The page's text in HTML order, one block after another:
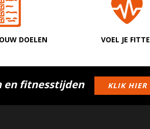
DOELEN VOEL JE
en fitnesstijden KLIK HIER